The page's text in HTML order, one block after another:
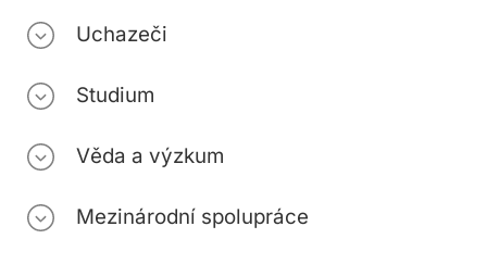
Uchazeči
Studium
Věda a výzkum
Mezinárodní spolupráce